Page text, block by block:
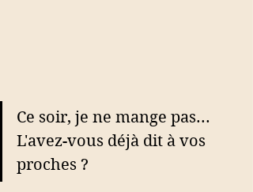
Ce soir, je ne mange pas...
L'avez-vous déjà dit à vos
proches ?